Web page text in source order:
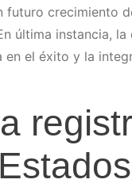
futuro crecimiento
última instancia,
en el éxito y la